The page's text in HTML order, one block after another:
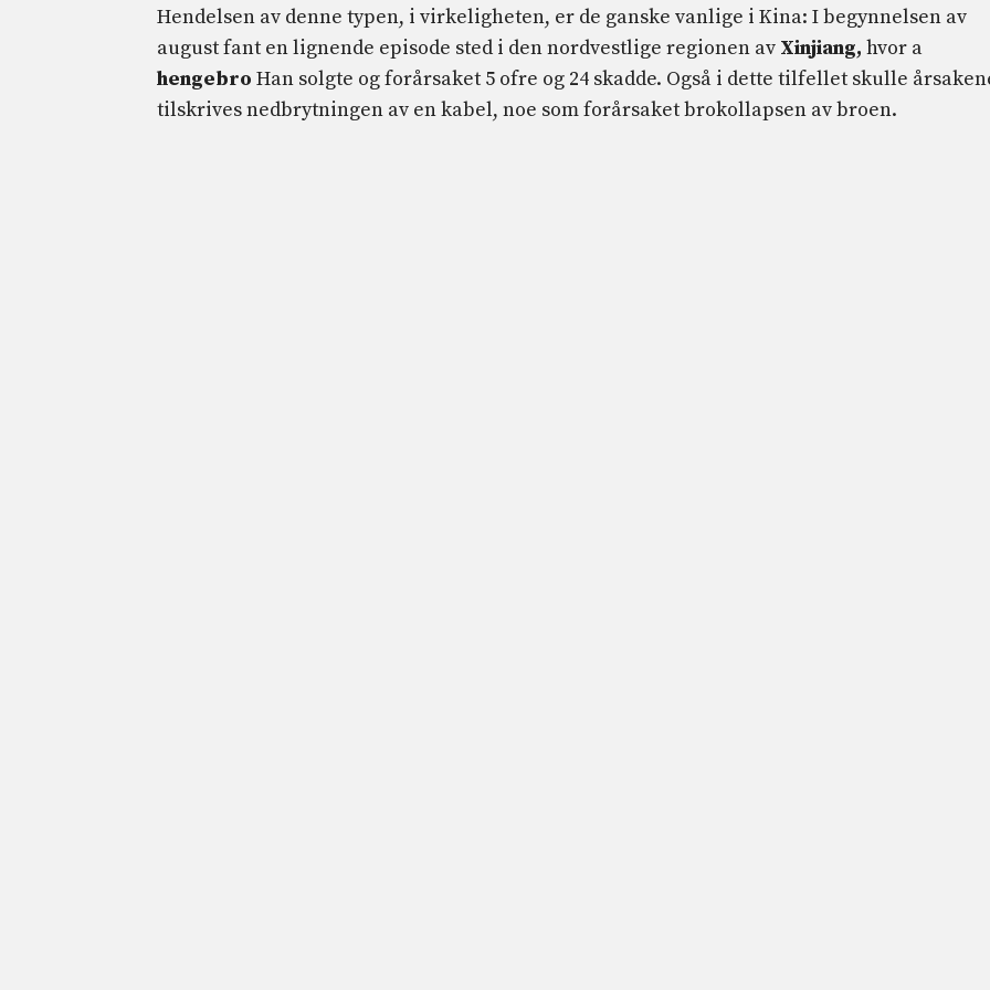
Hendelsen av denne typen, i virkeligheten, er de ganske vanlige i Kina: I begynnelsen av
august fant en lignende episode sted i den nordvestlige regionen av Xinjiang, hvor a
hengebro Han solgte og forårsaket 5 ofre og 24 skadde. Også i dette tilfellet skulle
tilskrives nedbrytningen av en kabel, noe som forårsaket brokollapsen av broen.